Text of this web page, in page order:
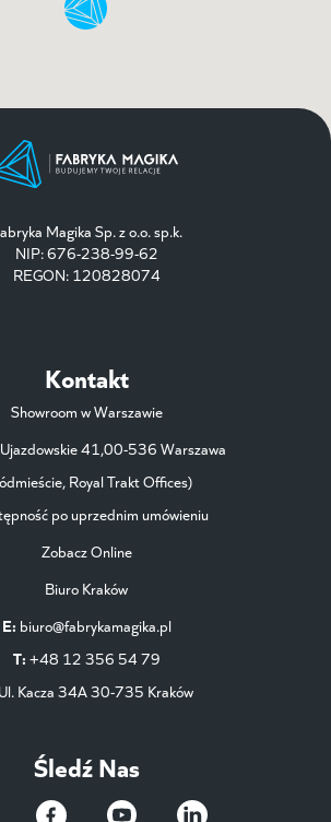
Magika Sp. z o.o. sp.k.
NIP: 676-238-99-62
REGON: 120828074
Kontakt
Showroom w Warszawie
41,00-536 Warszawa
Royal Trakt Offices)
po uprzednim umówieniu
Zobacz Online
Biuro Kraków
E: biuro@fabrykamagika.pl
T: +48 12 356 54 79
Ul. Kacza 34A 30-735 Kraków
Śledź Nas